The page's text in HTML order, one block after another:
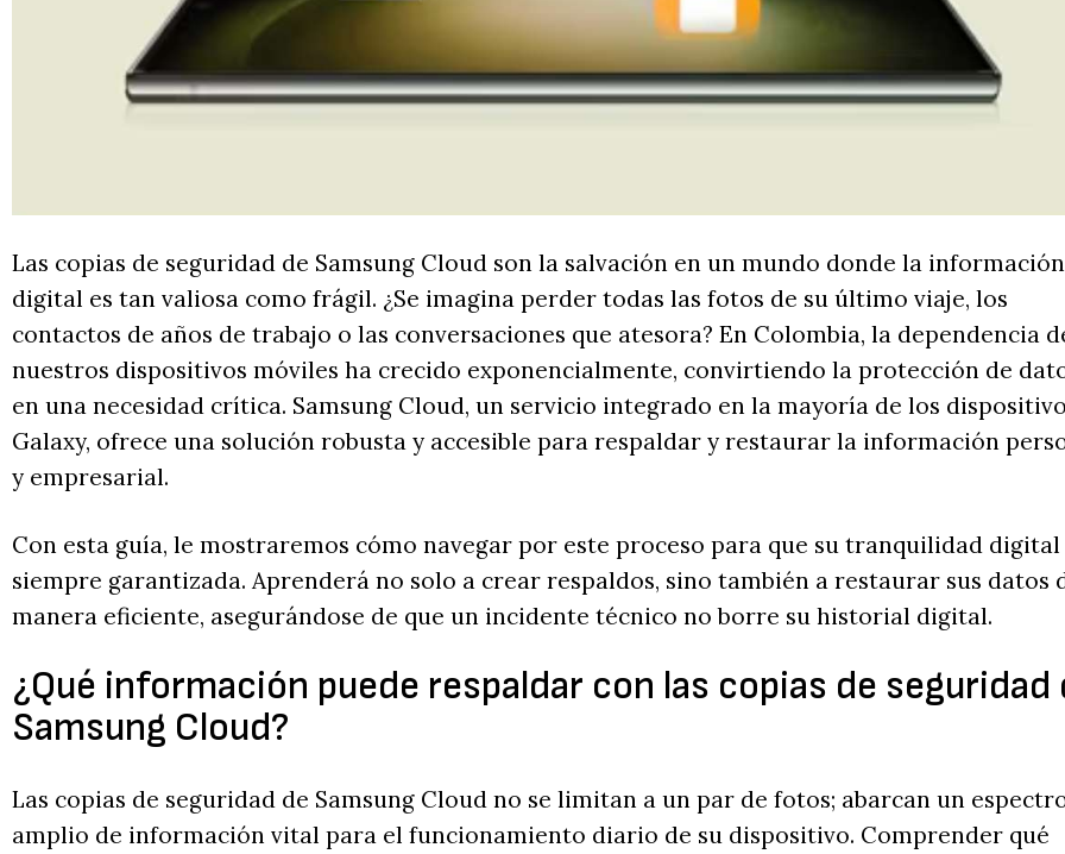
Las copias de seguridad de Samsung Cloud son la salvación en un mundo donde la información
digital es tan valiosa como frágil. ¿Se imagina perder todas las fotos de su último viaje, los
contactos de años de trabajo o las conversaciones que atesora? En Colombia, la dependencia
nuestros dispositivos móviles ha crecido exponencialmente, convirtiendo la protección de
en una necesidad crítica. Samsung Cloud, un servicio integrado en la mayoría de los
Galaxy, ofrece una solución robusta y accesible para respaldar y restaurar la información
y empresarial.
Con esta guía, le mostraremos cómo navegar por este proceso para que su tranquilidad digital
siempre garantizada. Aprenderá no solo a crear respaldos, sino también a restaurar sus datos
manera eficiente, asegurándose de que un incidente técnico no borre su historial digital.
¿Qué información puede respaldar con las copias de seguridad
Samsung Cloud?
Las copias de seguridad de Samsung Cloud no se limitan a un par de fotos; abarcan un
amplio de información vital para el funcionamiento diario de su dispositivo. Comprender qué